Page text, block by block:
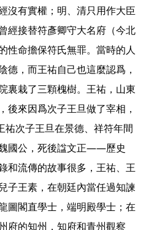
沒有實權；明、清只用作大臣
經接替符彥卿守大名府（今北
性命擔保符氏無罪。當時的人
德，而王祐自己也這麼認爲，
裏栽了三顆槐樹。王祐，山東
後來因爲次子王旦做了宰相，
祐次子王旦在景德、祥符年間
國公，死後諡文正——歷史
和流傳的故事很多，王祐、王
子王素，在朝廷內當任過知諫
圖閣直學士，端明殿學士；在
府的知州，知府和青州觀察